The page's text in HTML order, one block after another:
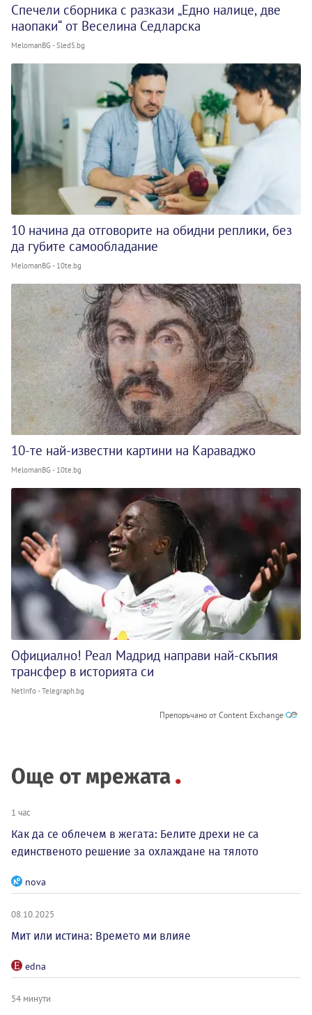
Спечели сборника с разкази „Едно налице, две
наопаки“ от Веселина Седларска
MelomanBG - Sled5.bg
10 начина да отговорите на обидни реплики, без
да губите самообладание
MelomanBG - 10te.bg
10-те най-известни картини на Караваджо
MelomanBG - 10te.bg
Официално! Реал Мадрид направи най-скъпия
трансфер в историята си
NetInfo - Telegraph.bg
Препоръчано от Content Exchange
Още от мрежата
1 час
Как да се облечем в жегата: Белите дрехи не са
единственото решение за охлаждане на тялото
nova
08.10.2025
Мит или истина: Времето ми влияе
edna
54 минути